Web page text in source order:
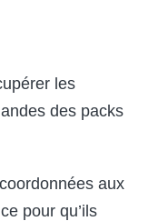
les
des packs
aux
pour qu’ils